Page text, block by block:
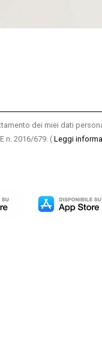
dei miei dati
n. 2016/679. ( Leggi